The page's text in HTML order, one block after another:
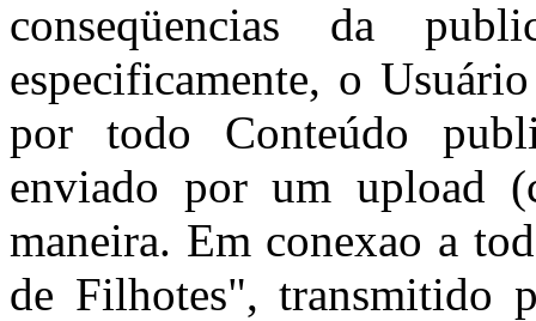
conseqüencias da
especificamente, o
por todo Conteúdo
enviado por um upload
maneira. Em conexao a
de Filhotes", transmitido